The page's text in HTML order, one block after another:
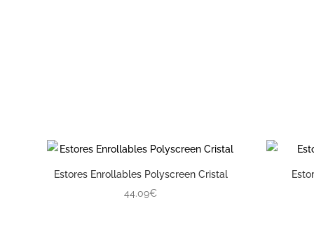
Estores Enrollables Polyscreen Cristal
44.09€